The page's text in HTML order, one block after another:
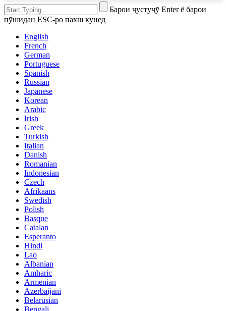
Барои ҷустуҷӯ Enter ё барои
пӯшидан ESC-ро пахш кунед
English
French
German
Portuguese
Spanish
Russian
Japanese
Korean
Arabic
Irish
Greek
Turkish
Italian
Danish
Romanian
Indonesian
Czech
Afrikaans
Swedish
Polish
Basque
Catalan
Esperanto
Hindi
Lao
Albanian
Amharic
Armenian
Azerbaijani
Belarusian
Bengali